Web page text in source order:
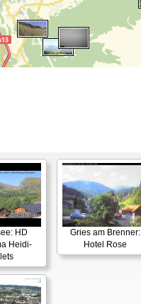
HD
Heidi-
Gries am Brenner:
Hotel Rose